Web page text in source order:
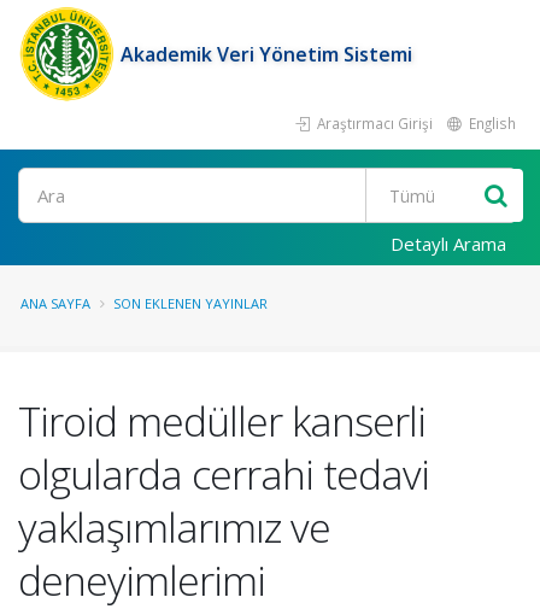
Akademik Veri Yönetim Sistemi
Araştırmacı Girişi English
Ara
Detaylı Arama
ANA SAYFA SON EKLENEN YAYINLAR
Tiroid medüller kanserli
olgularda cerrahi tedavi
yaklaşımlarımız ve
deneyimlerimi